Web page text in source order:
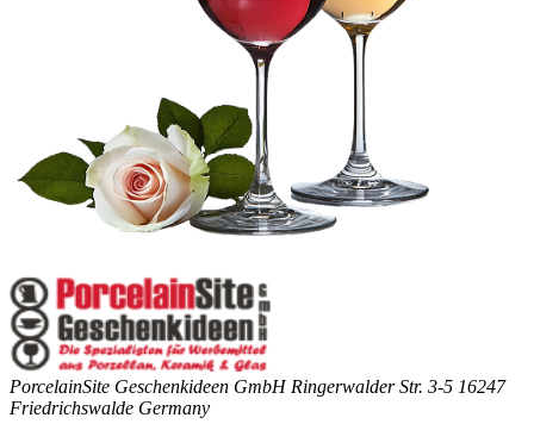
PorcelainSite Geschenkideen GmbH Ringerwalder Str. 3-5 16247
Friedrichswalde Germany